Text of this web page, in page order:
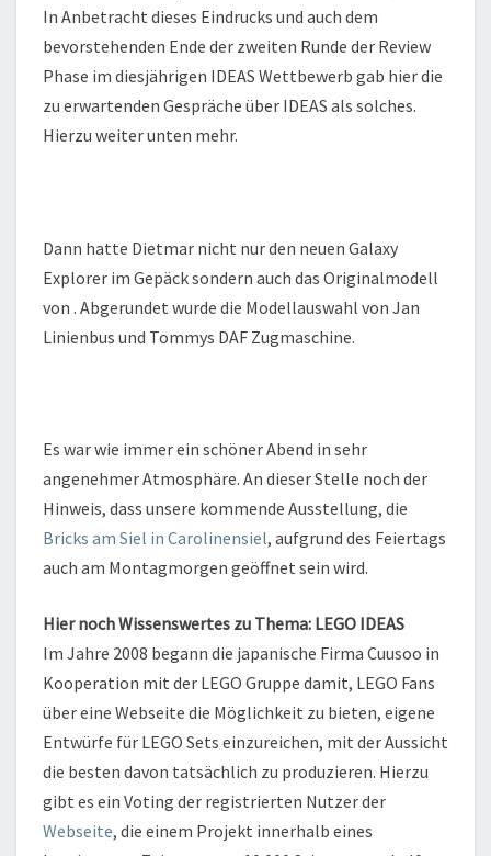
In Anbetracht dieses Eindrucks und auch dem
bevorstehenden Ende der zweiten Runde der Review
Phase im diesjährigen IDEAS Wettbewerb gab hier die
zu erwartenden Gespräche über IDEAS als solches.
Hierzu weiter unten mehr.
Dann hatte Dietmar nicht nur den neuen Galaxy
Explorer im Gepäck sondern auch das Originalmodell
von . Abgerundet wurde die Modellauswahl von Jan
Linienbus und Tommys DAF Zugmaschine.
Es war wie immer ein schöner Abend in sehr
angenehmer Atmosphäre. An dieser Stelle noch der
Hinweis, dass unsere kommende Ausstellung, die
Bricks am Siel in Carolinensiel, aufgrund des Feiertags
auch am Montagmorgen geöffnet sein wird.
Hier noch Wissenswertes zu Thema: LEGO IDEAS
Im Jahre 2008 begann die japanische Firma Cuusoo in
Kooperation mit der LEGO Gruppe damit, LEGO Fans
über eine Webseite die Möglichkeit zu bieten, eigene
Entwürfe für LEGO Sets einzureichen, mit der Aussicht
die besten davon tatsächlich zu produzieren. Hierzu
gibt es ein Voting der registrierten Nutzer der
Webseite, die einem Projekt innerhalb eines